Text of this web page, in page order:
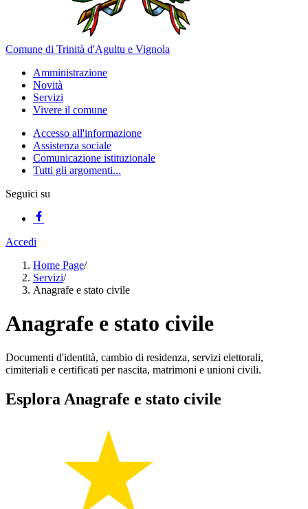
Comune di Trinità d'Agultu e Vignola
Amministrazione
Novità
Servizi
Vivere il comune
Accesso all'informazione
Assistenza sociale
Comunicazione istituzionale
Tutti gli argomenti...
Seguici su
Accedi
Home Page/
Servizi/
Anagrafe e stato civile
Anagrafe e stato civile
Documenti d'identità, cambio di residenza, servizi elettorali,
cimiteriali e certificati per nascita, matrimoni e unioni civili.
Esplora Anagrafe e stato civile